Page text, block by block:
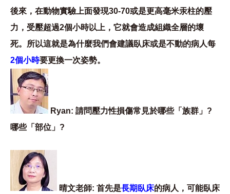
後來，在動物實驗上面發現30-70或是更高毫米汞柱的壓
力，受壓超過2個小時以上，它就會造成組織全層的壞
死。所以這就是為什麼我們會建議臥床或是不動的病人每
2個小時要更換一次姿勢。
Ryan: 請問壓力性損傷常見於哪些「族群」?
哪些「部位」?
晴文老師: 首先是長期臥床的病人，可能臥床